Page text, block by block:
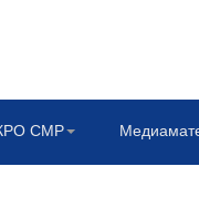
СМР